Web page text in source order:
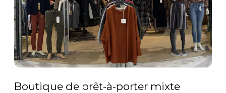
Boutique de prêt-à-porter mixte